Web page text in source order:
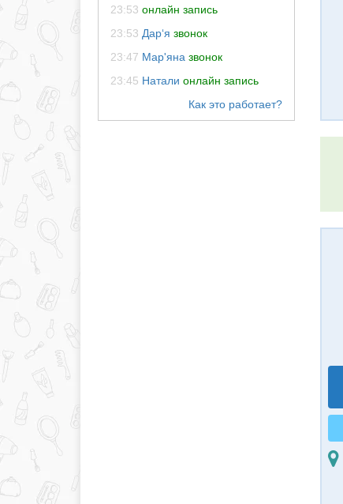
23:53 онлайн запись
23:53 Дар‘я звонок
23:47 Мар'яна звонок
23:45 Натали онлайн запись